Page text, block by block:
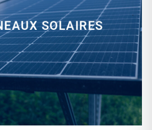
SOLAIRES
rénovation, dépannage…